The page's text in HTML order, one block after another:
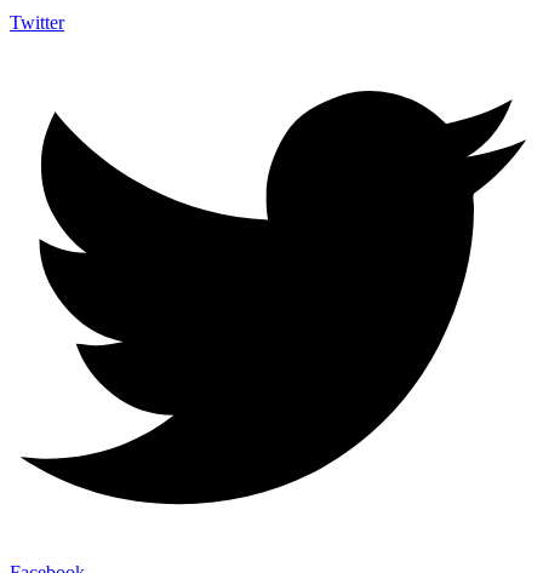
Twitter